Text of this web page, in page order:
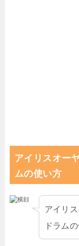
アイリスオー
ムの使い方
アイリ
ドラム